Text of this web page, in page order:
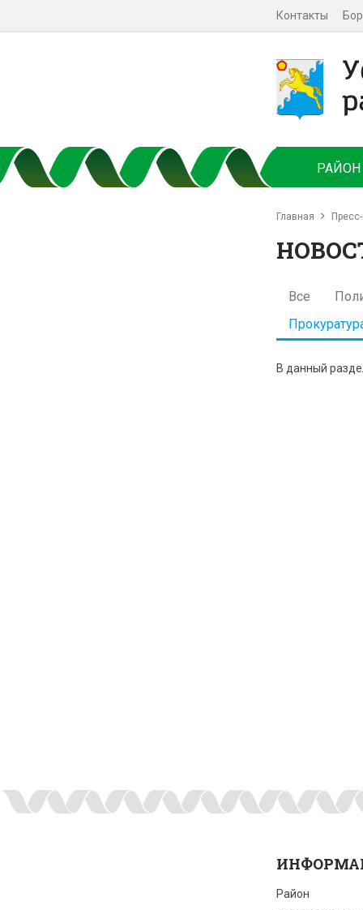
Контакты
РАЙОН
Главная
Все
В данный
Район